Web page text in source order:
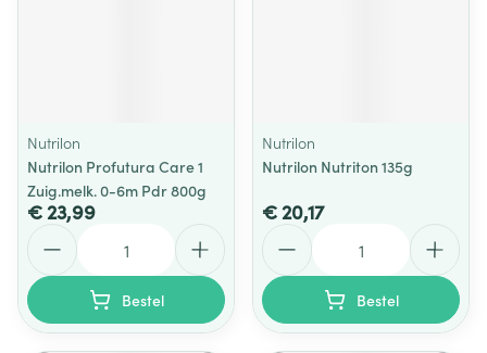
Nutrilon
Nutrilon Profutura Care 1
Zuig.melk. 0-6m Pdr 800g
€ 23,99
Bestel
Nutrilon
Nutrilon Nutriton 135g
€ 20,17
Bestel